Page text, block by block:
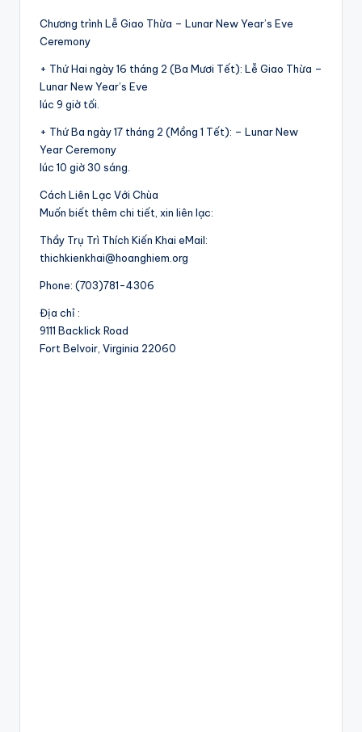
Chương trình Lễ Giao Thừa – Lunar New Year’s Eve
Ceremony
+ Thứ Hai ngày 16 tháng 2 (Ba Mươi Tết): Lễ Giao Thừa –
Lunar New Year’s Eve
lúc 9 giờ tối.
+ Thứ Ba ngày 17 tháng 2 (Mồng 1 Tết): – Lunar New
Year Ceremony
lúc 10 giờ 30 sáng.
Cách Liên Lạc Với Chùa
Muốn biết thêm chi tiết, xin liên lạc:
Thầy Trụ Trì Thích Kiến Khai eMail:
thichkienkhai@hoanghiem.org
Phone: (703)781-4306
Địa chỉ :
9111 Backlick Road
Fort Belvoir, Virginia 22060